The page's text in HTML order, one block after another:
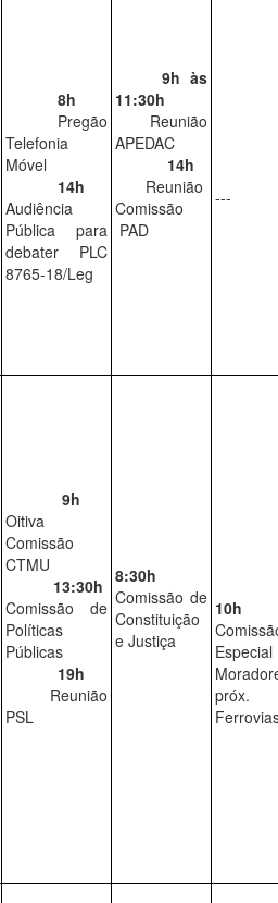
8h
Pregão
Telefonia
Móvel
14h
Audiência
Pública para
debater PLC
8765-18/Leg
9h às
11:30h
Reunião
APEDAC
14h
Reunião
Comissão
PAD
---
9h
Oitiva
Comissão
CTMU
13:30h
Comissão de
Políticas
Públicas
19h
Reunião
PSL
8:30h
Comissão de
Constituição
e Justiça
10h
Especial
próx.